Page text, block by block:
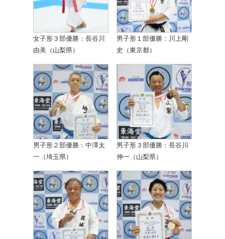
女子形３部優勝：長谷川
由美（山梨県）
男子形１部優勝：川上剛
史（東京都）
男子形２部優勝：中澤太
一（埼玉県）
男子形３部優勝：長谷川
伸一（山梨県）